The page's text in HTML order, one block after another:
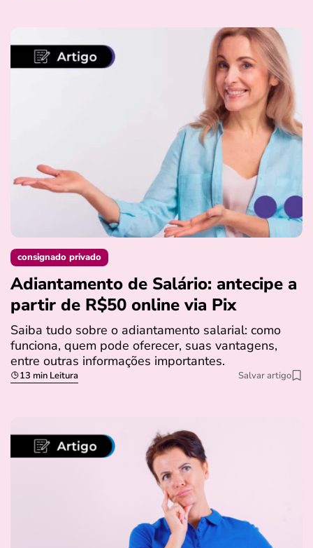
consignado privado
Adiantamento de Salário: antecipe a
partir de R$50 online via Pix
Saiba tudo sobre o adiantamento salarial: como
funciona, quem pode oferecer, suas vantagens,
entre outras informações importantes.
13 min Leitura Salvar artigo